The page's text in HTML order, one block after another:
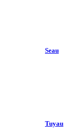
Seau
Tuyau